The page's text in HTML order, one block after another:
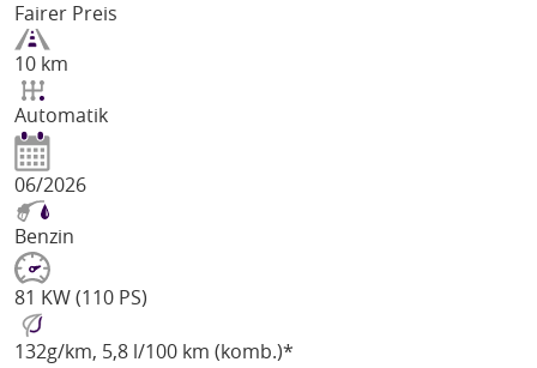
Fairer Preis
10 km
Automatik
06/2026
Benzin
81 KW (110 PS)
132g/km, 5,8 l/100 km (komb.)*